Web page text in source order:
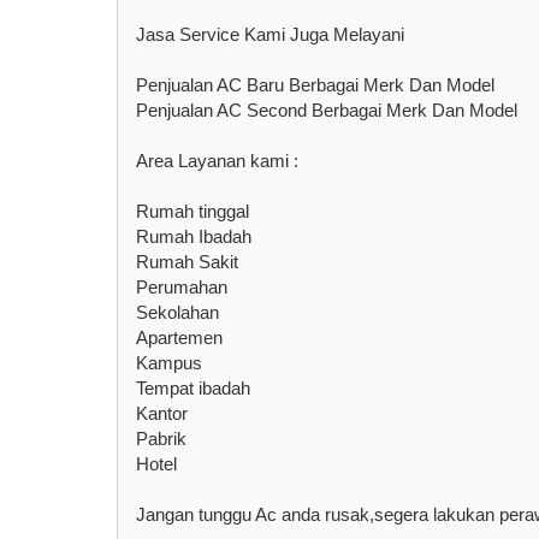
Jasa Service Kami Juga Melayani
Penjualan AC Baru Berbagai Merk Dan Model
Penjualan AC Second Berbagai Merk Dan Model
Area Layanan kami :
Rumah tinggal
Rumah Ibadah
Rumah Sakit
Perumahan
Sekolahan
Apartemen
Kampus
Tempat ibadah
Kantor
Pabrik
Hotel
Jangan tunggu Ac anda rusak,segera lakukan